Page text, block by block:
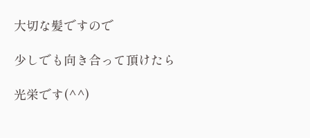
大切な髪ですので
少しでも向き合って頂けたら
光栄です(^^)